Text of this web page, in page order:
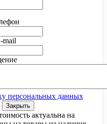
mail
персональных данных
Закрыть
актуальна на